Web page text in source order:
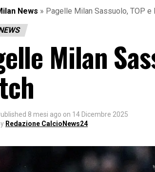
News » Pagelle Milan Sassuolo, TOP e
Milan
8 mesi ago on 14 Dicembre 2025
Redazione CalcioNews24